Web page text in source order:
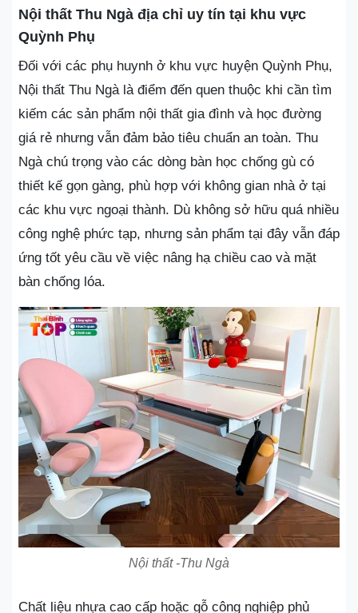
Nội thất Thu Ngà địa chỉ uy tín tại khu vực
Quỳnh Phụ
Đối với các phụ huynh ở khu vực huyện Quỳnh Phụ,
Nội thất Thu Ngà là điểm đến quen thuộc khi cần tìm
kiếm các sản phẩm nội thất gia đình và học đường
giá rẻ nhưng vẫn đảm bảo tiêu chuẩn an toàn. Thu
Ngà chú trọng vào các dòng bàn học chống gù có
thiết kế gọn gàng, phù hợp với không gian nhà ở tại
các khu vực ngoại thành. Dù không sở hữu quá nhiều
công nghệ phức tạp, nhưng sản phẩm tại đây vẫn đáp
ứng tốt yêu cầu về việc nâng hạ chiều cao và mặt
bàn chống lóa.
Nội thất -Thu Ngà
Chất liệu nhựa cao cấp hoặc gỗ công nghiệp phủ